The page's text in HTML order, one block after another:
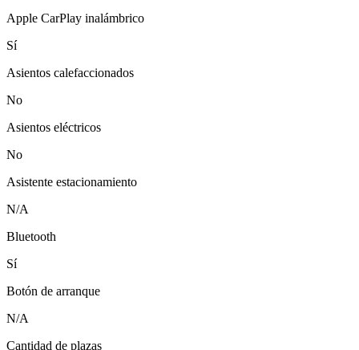
Apple CarPlay inalámbrico
Sí
Asientos calefaccionados
No
Asientos eléctricos
No
Asistente estacionamiento
N/A
Bluetooth
Sí
Botón de arranque
N/A
Cantidad de plazas